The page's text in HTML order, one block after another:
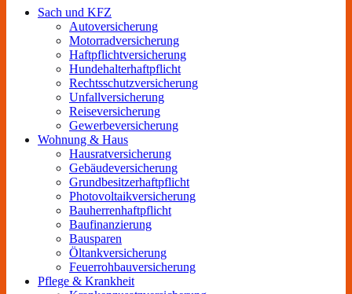
Sach und KFZ
Autoversicherung
Motorradversicherung
Haftpflichtversicherung
Hundehalterhaftpflicht
Rechtsschutzversicherung
Unfallversicherung
Reiseversicherung
Gewerbeversicherung
Wohnung & Haus
Hausratversicherung
Gebäudeversicherung
Grundbesitzerhaftpflicht
Photovoltaikversicherung
Bauherrenhaftpflicht
Baufinanzierung
Bausparen
Öltankversicherung
Feuerrohbauversicherung
Pflege & Krankheit